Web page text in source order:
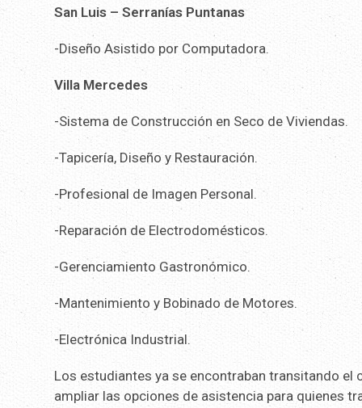
San Luis – Serranías Puntanas
-Diseño Asistido por Computadora.
Villa Mercedes
-Sistema de Construcción en Seco de Viviendas.
-Tapicería, Diseño y Restauración.
-Profesional de Imagen Personal.
-Reparación de Electrodomésticos.
-Gerenciamiento Gastronómico.
-Mantenimiento y Bobinado de Motores.
-Electrónica Industrial.
Los estudiantes ya se encontraban transitando
ampliar las opciones de asistencia para quienes